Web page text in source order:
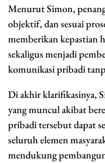
Menurut Simon,
objektif, dan sesuai
memberikan kepastian
sekaligus menjadi
komunikasi pribadi
Di akhir klarifikasinya,
yang muncul akibat
pribadi tersebut dapat
seluruh elemen
mendukung